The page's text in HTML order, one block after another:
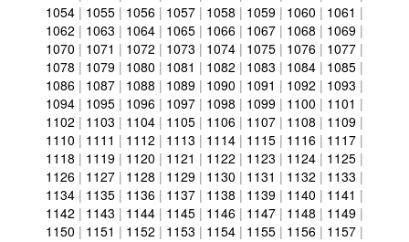
1054 | 1055 | 1056 | 1057 | 1058 | 1059 | 1060 | 1061 |
1062 | 1063 | 1064 | 1065 | 1066 | 1067 | 1068 | 1069 |
1070 | 1071 | 1072 | 1073 | 1074 | 1075 | 1076 | 1077 |
1078 | 1079 | 1080 | 1081 | 1082 | 1083 | 1084 | 1085 |
1086 | 1087 | 1088 | 1089 | 1090 | 1091 | 1092 | 1093 |
1094 | 1095 | 1096 | 1097 | 1098 | 1099 | 1100 | 1101 |
1102 | 1103 | 1104 | 1105 | 1106 | 1107 | 1108 | 1109 |
1110 | 1111 | 1112 | 1113 | 1114 | 1115 | 1116 | 1117 |
1118 | 1119 | 1120 | 1121 | 1122 | 1123 | 1124 | 1125 |
1126 | 1127 | 1128 | 1129 | 1130 | 1131 | 1132 | 1133 |
1134 | 1135 | 1136 | 1137 | 1138 | 1139 | 1140 | 1141 |
1142 | 1143 | 1144 | 1145 | 1146 | 1147 | 1148 | 1149 |
1150 | 1151 | 1152 | 1153 | 1154 | 1155 | 1156 | 1157 |